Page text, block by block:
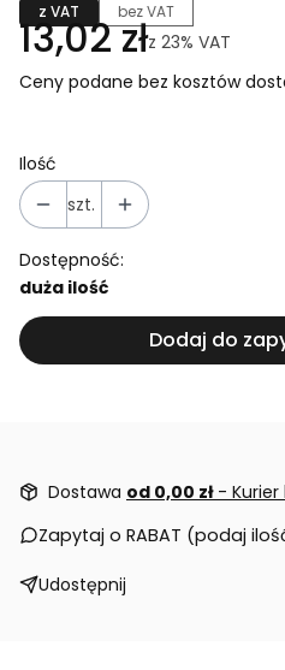
z VAT bez VAT
13,02 złz 23% VAT
Ceny podane bez kosztów
Ilość
szt.
Dostępność:
duża ilość
Dodaj do
Dostawa od 0,00 zł - Kurier
Zapytaj o RABAT (podaj
Udostępnij